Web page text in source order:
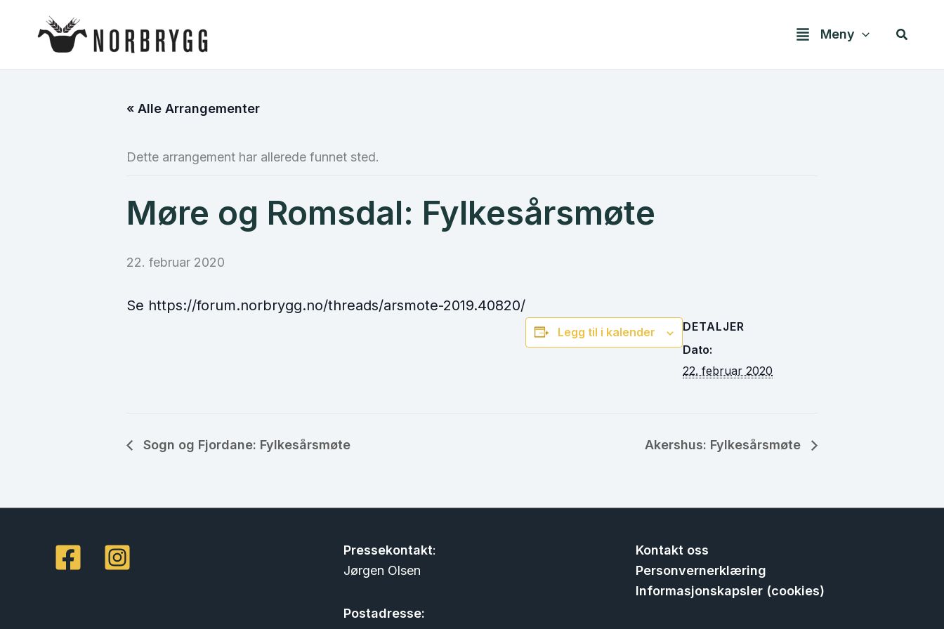
Meny Søk
« Alle Arrangementer
Dette arrangement har allerede funnet sted.
Møre og Romsdal: Fylkesårsmøte
22. februar 2020
Se https://forum.norbrygg.no/threads/arsmote-2019.40820/
Legg til i kalender
DETALJER
Dato:
22. februar 2020
Sogn og Fjordane: Fylkesårsmøte Akershus: Fylkesårsmøte
Pressekontakt:
Jørgen Olsen
Postadresse:
Kontakt oss
Personvernerklæring
Informasjonskapsler (cookies)